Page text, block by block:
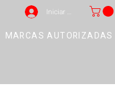
Iniciar sesión
MARCAS AUTORIZADAS